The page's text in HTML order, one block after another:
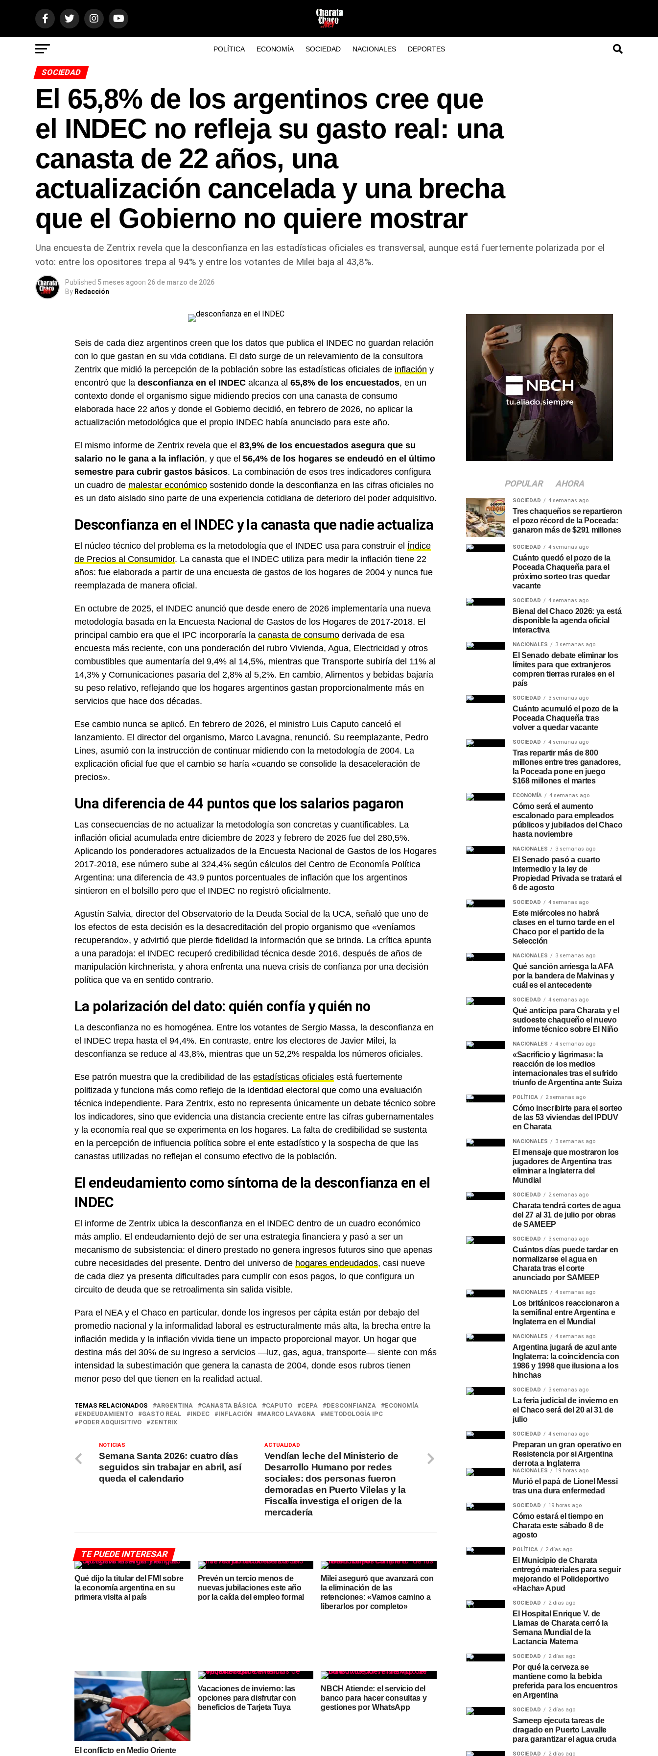
POLÍTICA ECONOMÍA SOCIEDAD NACIONALES DEPORTES
SOCIEDAD
El 65,8% de los argentinos cree que
el INDEC no refleja su gasto real: una
canasta de 22 años, una
actualización cancelada y una brecha
que el Gobierno no quiere mostrar
Una encuesta de Zentrix revela que la desconfianza en las estadísticas oficiales es transversal, aunque está fuertemente polarizada por el
voto: entre los opositores trepa al 94% y entre los votantes de Milei baja al 43,8%.
Published 5 meses agoon 26 de marzo de 2026
By Redacción
Seis de cada diez argentinos creen que los datos que publica el INDEC no guardan relación
con lo que gastan en su vida cotidiana. El dato surge de un relevamiento de la consultora
Zentrix que midió la percepción de la población sobre las estadísticas oficiales de inflación y
encontró que la desconfianza en el INDEC alcanza al 65,8% de los encuestados, en un
contexto donde el organismo sigue midiendo precios con una canasta de consumo
elaborada hace 22 años y donde el Gobierno decidió, en febrero de 2026, no aplicar la
actualización metodológica que el propio INDEC había anunciado para este año.
El mismo informe de Zentrix revela que el 83,9% de los encuestados asegura que su
salario no le gana a la inflación, y que el 56,4% de los hogares se endeudó en el último
semestre para cubrir gastos básicos. La combinación de esos tres indicadores configura
un cuadro de malestar económico sostenido donde la desconfianza en las cifras oficiales no
es un dato aislado sino parte de una experiencia cotidiana de deterioro del poder adquisitivo.
Desconfianza en el INDEC y la canasta que nadie actualiza
El núcleo técnico del problema es la metodología que el INDEC usa para construir el Índice
de Precios al Consumidor. La canasta que el INDEC utiliza para medir la inflación tiene 22
años: fue elaborada a partir de una encuesta de gastos de los hogares de 2004 y nunca fue
reemplazada de manera oficial.
En octubre de 2025, el INDEC anunció que desde enero de 2026 implementaría una nueva
metodología basada en la Encuesta Nacional de Gastos de los Hogares de 2017-2018. El
principal cambio era que el IPC incorporaría la canasta de consumo derivada de esa
encuesta más reciente, con una ponderación del rubro Vivienda, Agua, Electricidad y otros
combustibles que aumentaría del 9,4% al 14,5%, mientras que Transporte subiría del 11% al
14,3% y Comunicaciones pasaría del 2,8% al 5,2%. En cambio, Alimentos y bebidas bajaría
su peso relativo, reflejando que los hogares argentinos gastan proporcionalmente más en
servicios que hace dos décadas.
Ese cambio nunca se aplicó. En febrero de 2026, el ministro Luis Caputo canceló el
lanzamiento. El director del organismo, Marco Lavagna, renunció. Su reemplazante, Pedro
Lines, asumió con la instrucción de continuar midiendo con la metodología de 2004. La
explicación oficial fue que el cambio se haría «cuando se consolide la desaceleración de
precios».
Una diferencia de 44 puntos que los salarios pagaron
Las consecuencias de no actualizar la metodología son concretas y cuantificables. La
inflación oficial acumulada entre diciembre de 2023 y febrero de 2026 fue del 280,5%.
Aplicando los ponderadores actualizados de la Encuesta Nacional de Gastos de los Hogares
2017-2018, ese número sube al 324,4% según cálculos del Centro de Economía Política
Argentina: una diferencia de 43,9 puntos porcentuales de inflación que los argentinos
sintieron en el bolsillo pero que el INDEC no registró oficialmente.
Agustín Salvia, director del Observatorio de la Deuda Social de la UCA, señaló que uno de
los efectos de esta decisión es la desacreditación del propio organismo que «veníamos
recuperando», y advirtió que pierde fidelidad la información que se brinda. La crítica apunta
a una paradoja: el INDEC recuperó credibilidad técnica desde 2016, después de años de
manipulación kirchnerista, y ahora enfrenta una nueva crisis de confianza por una decisión
política que va en sentido contrario.
La polarización del dato: quién confía y quién no
La desconfianza no es homogénea. Entre los votantes de Sergio Massa, la desconfianza en
el INDEC trepa hasta el 94,4%. En contraste, entre los electores de Javier Milei, la
desconfianza se reduce al 43,8%, mientras que un 52,2% respalda los números oficiales.
Ese patrón muestra que la credibilidad de las estadísticas oficiales está fuertemente
politizada y funciona más como reflejo de la identidad electoral que como una evaluación
técnica independiente. Para Zentrix, esto no representa únicamente un debate técnico sobre
los indicadores, sino que evidencia una distancia creciente entre las cifras gubernamentales
y la economía real que se experimenta en los hogares. La falta de credibilidad se sustenta
en la percepción de influencia política sobre el ente estadístico y la sospecha de que las
canastas utilizadas no reflejan el consumo efectivo de la población.
El endeudamiento como síntoma de la desconfianza en el
INDEC
El informe de Zentrix ubica la desconfianza en el INDEC dentro de un cuadro económico
más amplio. El endeudamiento dejó de ser una estrategia financiera y pasó a ser un
mecanismo de subsistencia: el dinero prestado no genera ingresos futuros sino que apenas
cubre necesidades del presente. Dentro del universo de hogares endeudados, casi nueve
de cada diez ya presenta dificultades para cumplir con esos pagos, lo que configura un
circuito de deuda que se retroalimenta sin salida visible.
Para el NEA y el Chaco en particular, donde los ingresos per cápita están por debajo del
promedio nacional y la informalidad laboral es estructuralmente más alta, la brecha entre la
inflación medida y la inflación vivida tiene un impacto proporcional mayor. Un hogar que
destina más del 30% de su ingreso a servicios —luz, gas, agua, transporte— siente con más
intensidad la subestimación que genera la canasta de 2004, donde esos rubros tienen
menor peso del que tienen en la realidad actual.
TEMAS RELACIONADOS ARGENTINA CANASTA BÁSICA CAPUTO CEPA DESCONFIANZA
ECONOMÍA
ENDEUDAMIENTO
GASTO REAL INDEC INFLACIÓN MARCO LAVAGNA
METODOLOGÍA IPC
PODER ADQUISITIVO
ZENTRIX
ACTUALIDAD
Vendían leche del Ministerio de
Desarrollo Humano por redes
sociales: dos personas fueron
demoradas en Puerto Vilelas y la
Fiscalía investiga el origen de la
mercadería
NOTICIAS
Semana Santa 2026: cuatro días
seguidos sin trabajar en abril, así
queda el calendario
TE PUEDE INTERESAR
Qué dijo la titular del FMI sobre
la economía argentina en su
primera visita al país
Prevén un tercio menos de
nuevas jubilaciones este año
por la caída del empleo formal
Milei aseguró que avanzará con
la eliminación de las
retenciones: «Vamos camino a
liberarlos por completo»
El conflicto en Medio Oriente
Vacaciones de invierno: las
opciones para disfrutar con
beneficios de Tarjeta Tuya
NBCH Atiende: el servicio del
banco para hacer consultas y
gestiones por WhatsApp
POPULAR AHORA
SOCIEDAD 4 semanas ago
Tres chaqueños se repartieron
el pozo récord de la Poceada:
ganaron más de $291 millones
SOCIEDAD 4 semanas ago
Cuánto quedó el pozo de la
Poceada Chaqueña para el
próximo sorteo tras quedar
vacante
SOCIEDAD 4 semanas ago
Bienal del Chaco 2026: ya está
disponible la agenda oficial
interactiva
NACIONALES 3 semanas ago
El Senado debate eliminar los
límites para que extranjeros
compren tierras rurales en el
país
SOCIEDAD 3 semanas ago
Cuánto acumuló el pozo de la
Poceada Chaqueña tras
volver a quedar vacante
SOCIEDAD 4 semanas ago
Tras repartir más de 800
millones entre tres ganadores,
la Poceada pone en juego
$168 millones el martes
ECONOMÍA 4 semanas ago
Cómo será el aumento
escalonado para empleados
públicos y jubilados del Chaco
hasta noviembre
NACIONALES 3 semanas ago
El Senado pasó a cuarto
intermedio y la ley de
Propiedad Privada se tratará el
6 de agosto
SOCIEDAD 4 semanas ago
Este miércoles no habrá
clases en el turno tarde en el
Chaco por el partido de la
Selección
NACIONALES 3 semanas ago
Qué sanción arriesga la AFA
por la bandera de Malvinas y
cuál es el antecedente
SOCIEDAD 4 semanas ago
Qué anticipa para Charata y el
sudoeste chaqueño el nuevo
informe técnico sobre El Niño
NACIONALES 4 semanas ago
«Sacrificio y lágrimas»: la
reacción de los medios
internacionales tras el sufrido
triunfo de Argentina ante Suiza
POLÍTICA 2 semanas ago
Cómo inscribirte para el sorteo
de las 53 viviendas del IPDUV
en Charata
NACIONALES 3 semanas ago
El mensaje que mostraron los
jugadores de Argentina tras
eliminar a Inglaterra del
Mundial
SOCIEDAD 2 semanas ago
Charata tendrá cortes de agua
del 27 al 31 de julio por obras
de SAMEEP
SOCIEDAD 3 semanas ago
Cuántos días puede tardar en
normalizarse el agua en
Charata tras el corte
anunciado por SAMEEP
NACIONALES 4 semanas ago
Los británicos reaccionaron a
la semifinal entre Argentina e
Inglaterra en el Mundial
NACIONALES 4 semanas ago
Argentina jugará de azul ante
Inglaterra: la coincidencia con
1986 y 1998 que ilusiona a los
hinchas
SOCIEDAD 3 semanas ago
La feria judicial de invierno en
el Chaco será del 20 al 31 de
julio
SOCIEDAD 4 semanas ago
Preparan un gran operativo en
Resistencia por si Argentina
derrota a Inglaterra
NACIONALES 19 horas ago
Murió el papá de Lionel Messi
tras una dura enfermedad
SOCIEDAD 19 horas ago
Cómo estará el tiempo en
Charata este sábado 8 de
agosto
POLÍTICA 2 días ago
El Municipio de Charata
entregó materiales para seguir
mejorando el Polideportivo
«Hacha» Apud
SOCIEDAD 2 días ago
El Hospital Enrique V. de
Llamas de Charata cerró la
Semana Mundial de la
Lactancia Materna
SOCIEDAD 2 días ago
Por qué la cerveza se
mantiene como la bebida
preferida para los encuentros
en Argentina
SOCIEDAD 2 días ago
Sameep ejecuta tareas de
dragado en Puerto Lavalle
para garantizar el agua cruda
SOCIEDAD 2 días ago